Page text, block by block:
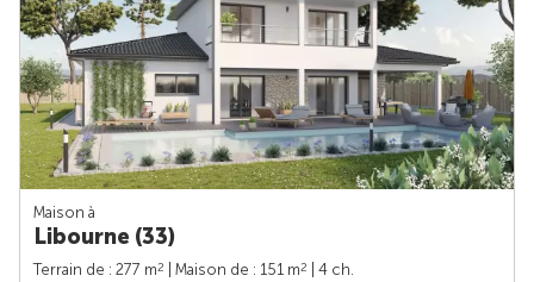
Maison à
Libourne (33)
Terrain de : 277 m2 | Maison de : 151 m2
| 4 ch.